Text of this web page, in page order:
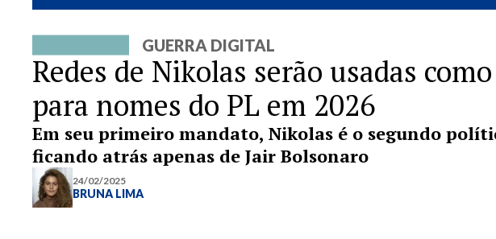
GUERRA DIGITAL
Redes de Nikolas serão usadas
para nomes do PL em 2026
Em seu primeiro mandato, Nikolas é o segundo
ficando atrás apenas de Jair Bolsonaro
24/02/2025
BRUNA LIMA